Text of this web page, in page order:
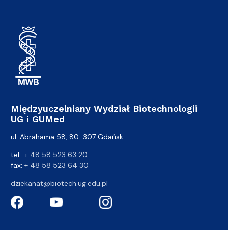
Międzyuczelniany Wydział Biotechnologii
UG i GUMed
ul. Abrahama 58, 80-307 Gdańsk
tel.: + 48 58 523 63 20
fax: + 48 58 523 64 30
dziekanat@biotech.ug.edu.pl